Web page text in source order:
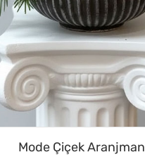
Mode Çiçek Aranjman